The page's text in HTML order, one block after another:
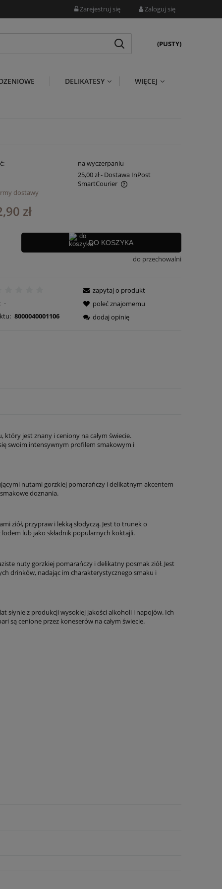
Zarejestruj się Zaloguj się
(PUSTY)
DELIKATESY WIĘCEJ
na wyczerpaniu
25,00 zł- Dostawa InPost
SmartCourier
nie zawiera ewentualnych kosztów
dostawy
zł
DO KOSZYKA
do przechowalni
-
8000040001106
zapytaj o produkt
poleć znajomemu
dodaj opinię
jest znany i ceniony na całym świecie.
swoim intensywnym profilem smakowym i
nutami gorzkiej pomarańczy i delikatnym akcentem
doznania.
ziół, przypraw i lekką słodyczą. Jest to trunek o
lub jako składnik popularnych koktajli.
nuty gorzkiej pomarańczy i delikatny posmak ziół. Jest
drinków, nadając im charakterystycznego smaku i
słynie z produkcji wysokiej jakości alkoholi i napojów. Ich
są cenione przez koneserów na całym świecie.